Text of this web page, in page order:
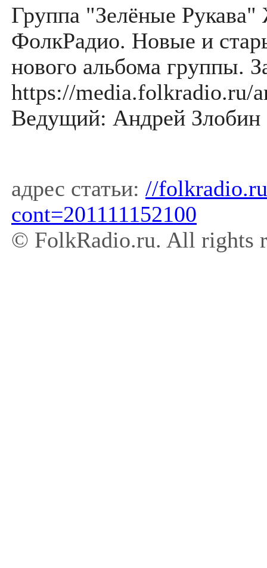
Группа "Зелёные
ФолкРадио. Новые и
нового альбома группы.
https://media.folkradio.ru/
Ведущий: Андрей Злобин
адрес статьи: //
cont=201111152100
© FolkRadio.ru. All rights